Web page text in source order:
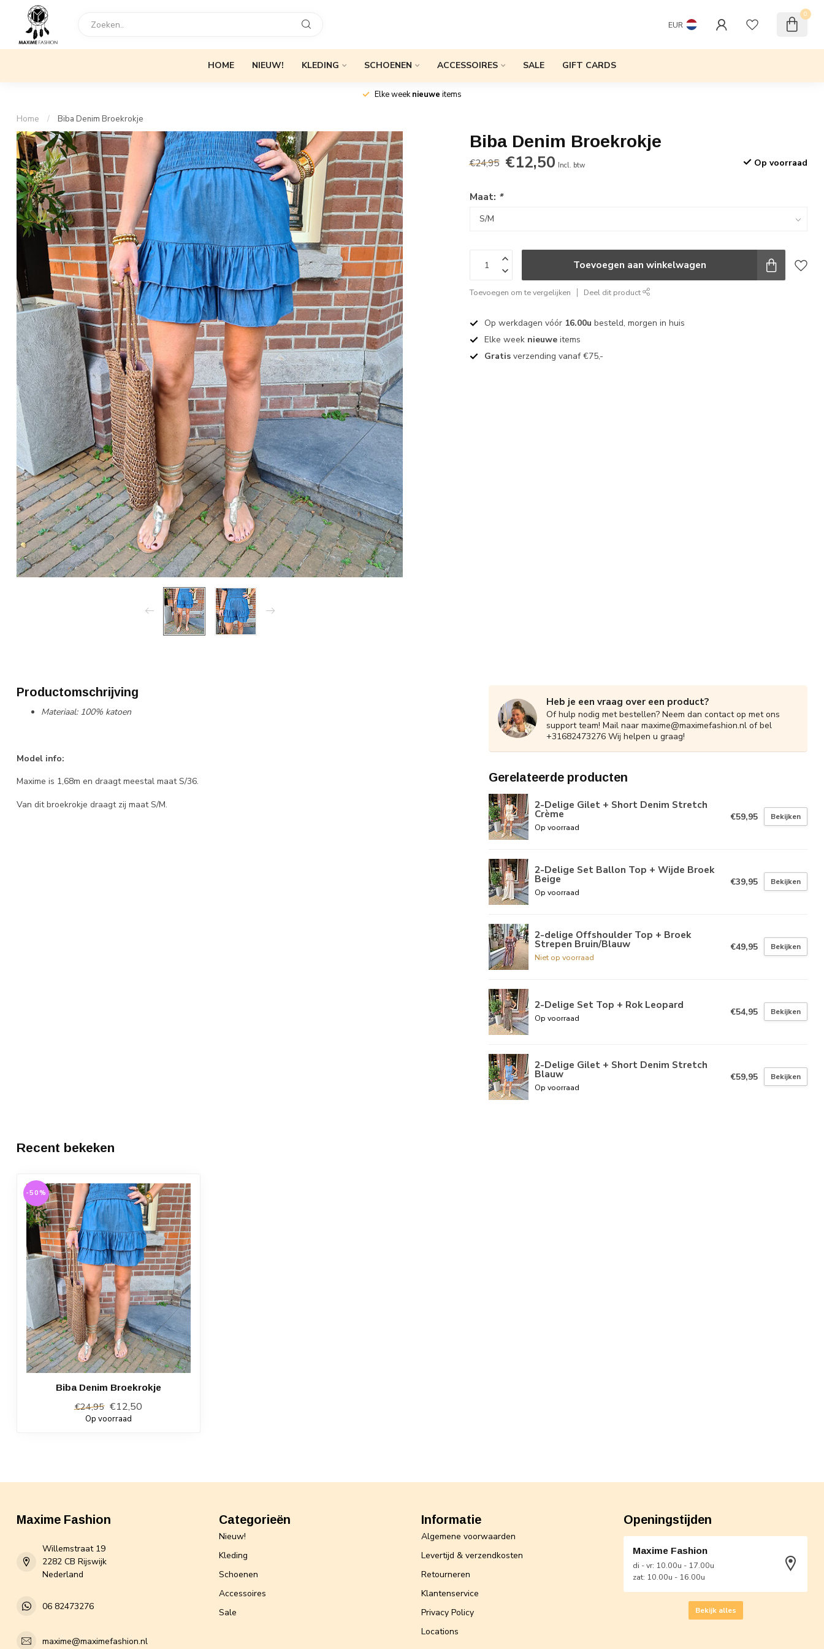
EUR
0
HOME NIEUW! KLEDING SCHOENEN ACCESSOIRES SALE GIFT CARDS
Elke weeknieuwe items
Home / Biba Denim Broekrokje
Biba Denim Broekrokje
€24,95 €12,50 Incl. btw Op voorraad
Maat: *
Toevoegen aan winkelwagen
Toevoegen om te vergelijken Deel dit product
Op werkdagen vóór 16.00u besteld, morgen in huis
Elke week nieuwe items
Gratis verzending vanaf €75,-
Productomschrijving
Materiaal: 100% katoen
Model info:
Maxime is 1,68m en draagt meestal maat S/36.
Van dit broekrokje draagt zij maat S/M.
Heb je een vraag over een product?
Of hulp nodig met bestellen? Neem dan contact op met ons
support team! Mail naar maxime@maximefashion.nl of bel
+31682473276 Wij helpen u graag!
Gerelateerde producten
2-Delige Gilet + Short Denim Stretch
Crème
Op voorraad
€59,95 Bekijken
2-Delige Set Ballon Top + Wijde Broek
Beige
Op voorraad
€39,95 Bekijken
2-delige Offshoulder Top + Broek
Strepen Bruin/Blauw
Niet op voorraad
€49,95 Bekijken
2-Delige Set Top + Rok Leopard
Op voorraad
€54,95 Bekijken
2-Delige Gilet + Short Denim Stretch
Blauw
Op voorraad
€59,95 Bekijken
Recent bekeken
-50%
Biba Denim Broekrokje
€24,95 €12,50
Op voorraad
Maxime Fashion
Willemstraat 19
2282 CB Rijswijk
Nederland
06 82473276
maxime@maximefashion.nl
Categorieën
Nieuw!
Kleding
Schoenen
Accessoires
Sale
Informatie
Algemene voorwaarden
Levertijd & verzendkosten
Retourneren
Klantenservice
Privacy Policy
Locations
Openingstijden
Maxime Fashion
di - vr: 10.00u - 17.00u
zat: 10.00u - 16.00u
Bekijk alles